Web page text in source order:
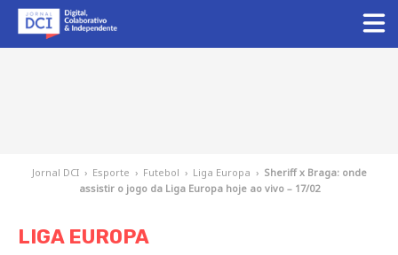
Jornal DCI › Esporte › Futebol › Liga Europa › Sheriff x Braga: onde
assistir o jogo da Liga Europa hoje ao vivo – 17/02
LIGA EUROPA